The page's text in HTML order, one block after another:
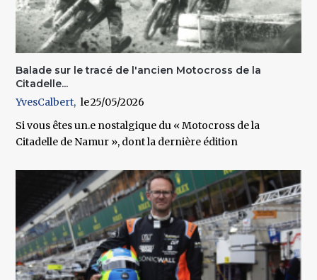
Balade sur le tracé de l'ancien Motocross de la
Citadelle...
YvesCalbert
25/05/2026
Si vous êtes un.e nostalgique du « Motocross de la
Citadelle de Namur », dont la dernière édition